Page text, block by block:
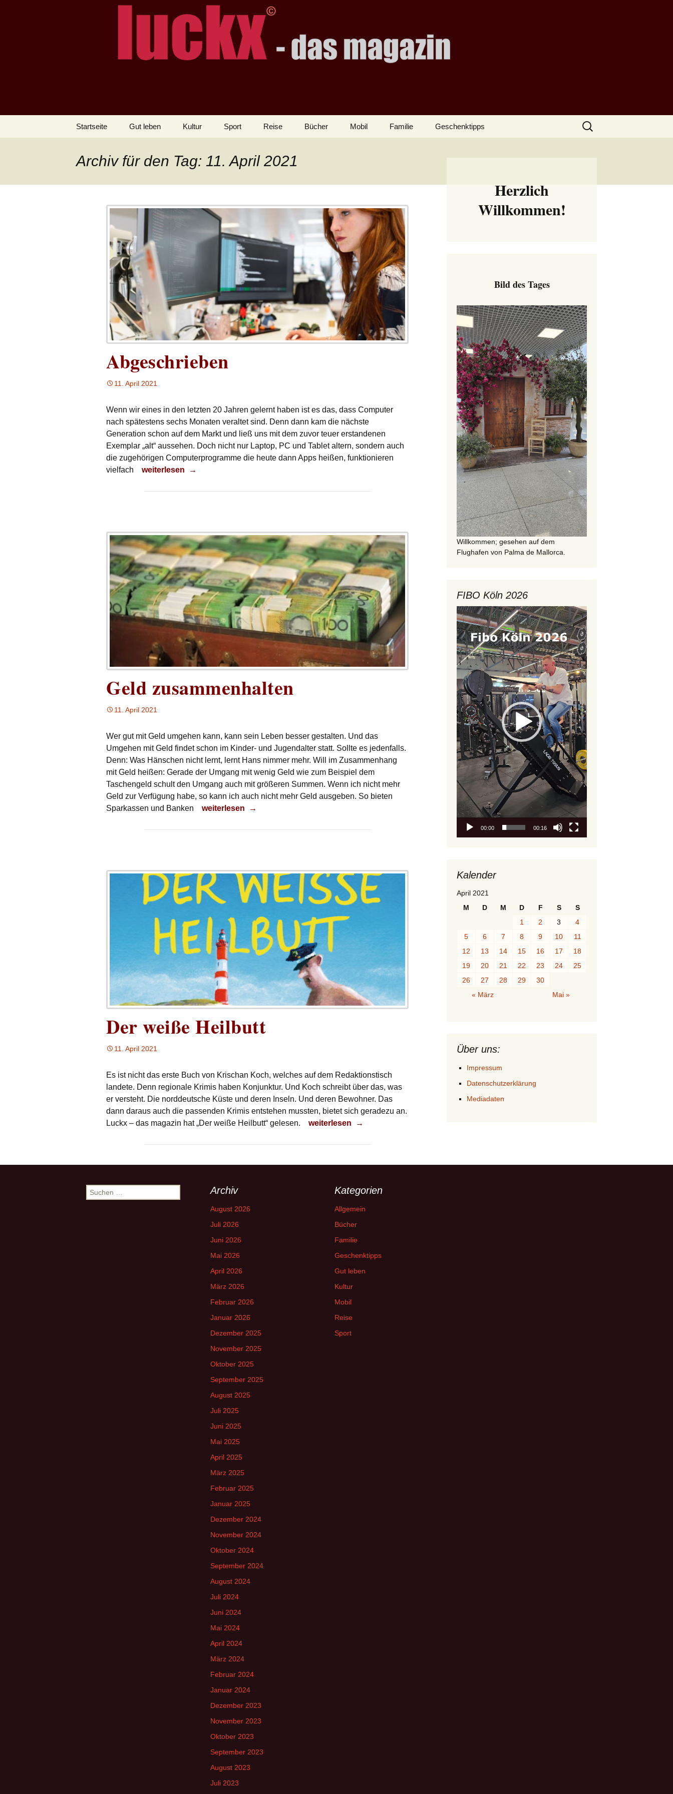
LUCKX
– das Magazin
Startseite Gut leben Kultur Sport Reise Bücher Mobil Familie Geschenktipps
Suchen
nach:
Archiv für den Tag: 11. April 2021
Abgeschrieben
11. April 2021
Wenn wir eines in den letzten 20 Jahren gelernt haben ist es das, dass Computer
nach spätestens sechs Monaten veraltet sind. Denn dann kam die nächste
Generation schon auf dem Markt und ließ uns mit dem zuvor teuer erstandenen
Exemplar „alt“ aussehen. Doch nicht nur Laptop, PC und Tablet altern, sondern auch
die zugehörigen Computerprogramme die heute dann Apps heißen, funktionieren
vielfach
Abgeschrieben
weiterlesen →
Geld zusammenhalten
11. April 2021
Wer gut mit Geld umgehen kann, kann sein Leben besser gestalten. Und das
Umgehen mit Geld findet schon im Kinder- und Jugendalter statt. Sollte es jedenfalls.
Denn: Was Hänschen nicht lernt, lernt Hans nimmer mehr. Will im Zusammenhang
mit Geld heißen: Gerade der Umgang mit wenig Geld wie zum Beispiel dem
Taschengeld schult den Umgang auch mit größeren Summen. Wenn ich nicht mehr
Geld zur Verfügung habe, so kann ich auch nicht mehr Geld ausgeben. So bieten
Sparkassen und Banken
Geld zusammenhalten
weiterlesen →
Der weiße Heilbutt
11. April 2021
Es ist nicht das erste Buch von Krischan Koch, welches auf dem Redaktionstisch
landete. Denn regionale Krimis haben Konjunktur. Und Koch schreibt über das, was
er versteht. Die norddeutsche Küste und deren Inseln. Und deren Bewohner. Das
dann daraus auch die passenden Krimis entstehen mussten, bietet sich geradezu an.
Luckx – das magazin hat „Der weiße Heilbutt“ gelesen.
Der weiße Heilbutt
weiterlesen →
Herzlich
Willkommen!
Bild des Tages
Willkommen; gesehen auf dem
Flughafen von Palma de Mallorca.
FIBO Köln 2026
Video-
Player
00:00 00:16
Kalender
April 2021
M
D M D F S
S
1
2 3
4
5
6 7 8 9 10
11
12
13 14 15 16 17
18
19
20 21 22 23 24
25
26
27 28 29
30
« März
Mai »
Über uns:
Impressum
Datenschutzerklärung
Mediadaten
Suchen
nach:
Archiv
August 2026
Juli 2026
Juni 2026
Mai 2026
April 2026
März 2026
Februar 2026
Januar 2026
Dezember 2025
November 2025
Oktober 2025
September 2025
August 2025
Juli 2025
Juni 2025
Mai 2025
April 2025
März 2025
Februar 2025
Januar 2025
Dezember 2024
November 2024
Oktober 2024
September 2024
August 2024
Juli 2024
Juni 2024
Mai 2024
April 2024
März 2024
Februar 2024
Januar 2024
Dezember 2023
November 2023
Oktober 2023
September 2023
August 2023
Juli 2023
Kategorien
Allgemein
Bücher
Familie
Geschenktipps
Gut leben
Kultur
Mobil
Reise
Sport